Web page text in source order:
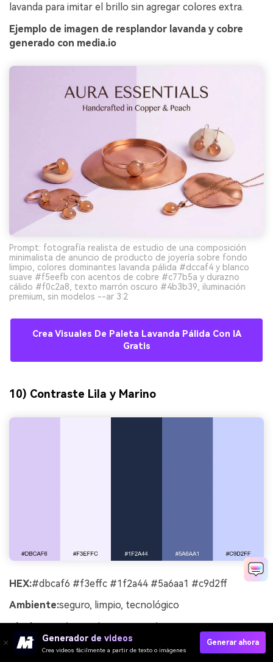
lavanda para imitar el brillo sin agregar colores extra.
Ejemplo de imagen de resplandor lavanda y cobre
generado con media.io
Prompt: fotografía realista de estudio de una composición
minimalista de anuncio de producto de joyería sobre fondo
limpio, colores dominantes lavanda pálida #dccaf4 y blanco
suave #f5eefb con acentos de cobre #c77b5a y durazno
cálido #f0c2a8, texto marrón oscuro #4b3b39, iluminación
premium, sin modelos --ar 3:2
Crea Visuales De Paleta Lavanda Pálida Con IA
Gratis
10) Contraste Lila y Marino
HEX:#dbcaf6 #f3effc #1f2a44 #5a6aa1 #c9d2ff
Ambiente:seguro, limpio, tecnológico
principalesGenerador de videos
Crea videos fácilmente a partir de texto o imágenes
Generar ahora